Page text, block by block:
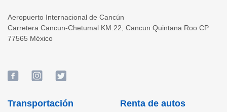
Aeropuerto Internacional de Cancún
Carretera Cancun-Chetumal KM.22 Cancun Quintana Roo CP
77565 México
Transportación Renta de autos